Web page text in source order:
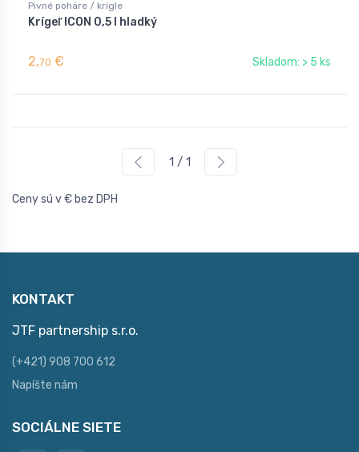
Pivné poháre / krígle
Krígeľ ICON 0,5 l hladký
2,70 € Skladom: > 5 ks
1 / 1
Ceny sú v € bez DPH
KONTAKT
JTF partnership s.r.o.
(+421) 908 700 612
Napíšte nám
SOCIÁLNE SIETE